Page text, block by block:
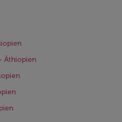
Äthiopien